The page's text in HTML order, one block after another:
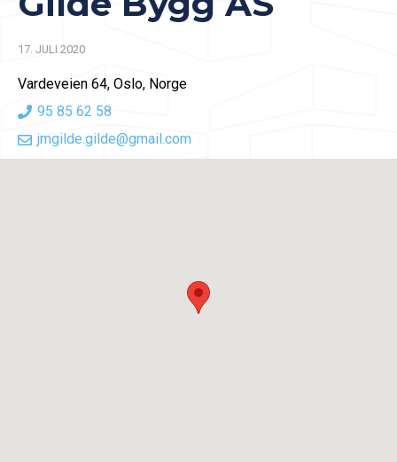
17. JULI 2020
Vardeveien 64, Oslo, Norge
95 85 62 58
jmgilde.gilde@gmail.com